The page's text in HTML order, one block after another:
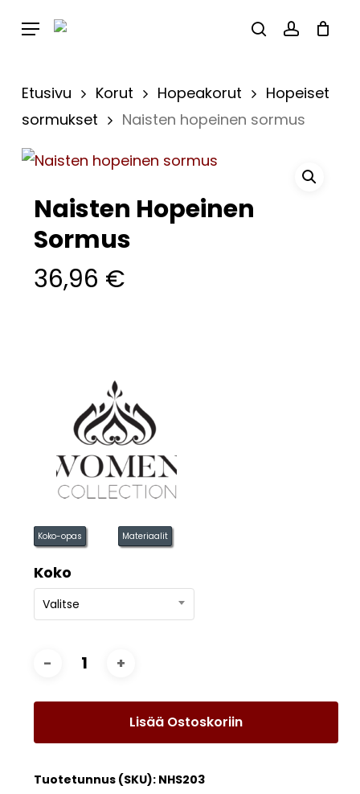
content
Menu Close
Etusivu Korut Hopeakorut
Hopeiset
sormukset
Naisten hopeinen sormus
Naisten Hopeinen
Sormus
36,96 €
Koko-opas Materiaalit
Koko
Valitse
Lisää Ostoskoriin
Tuotetunnus (SKU): NHS203